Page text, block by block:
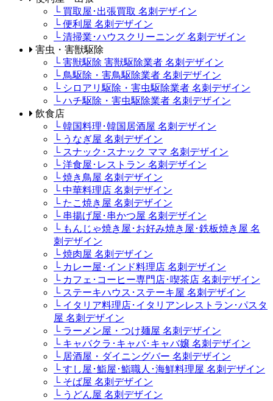
└ 買取屋･出張買取 名刺デザイン
└ 便利屋 名刺デザイン
└ 清掃業･ハウスクリーニング 名刺デザイン
害虫・害獣駆除
└ 害獣駆除 害獣駆除業者 名刺デザイン
└ 鳥駆除・害鳥駆除業者 名刺デザイン
└ シロアリ駆除・害虫駆除業者 名刺デザイン
└ ハチ駆除・害虫駆除業者 名刺デザイン
飲食店
└ 韓国料理･韓国居酒屋 名刺デザイン
└ うなぎ屋 名刺デザイン
└ スナック･スナック ママ 名刺デザイン
└ 洋食屋･レストラン 名刺デザイン
└ 焼き鳥屋 名刺デザイン
└ 中華料理店 名刺デザイン
└ たこ焼き屋 名刺デザイン
└ 串揚げ屋･串かつ屋 名刺デザイン
└ もんじゃ焼き屋･お好み焼き屋･鉄板焼き屋 名
刺デザイン
└ 焼肉屋 名刺デザイン
└ カレー屋･インド料理店 名刺デザイン
└ カフェ･コーヒー専門店･喫茶店 名刺デザイン
└ ステーキハウス･ステーキ屋 名刺デザイン
└ イタリア料理店･イタリアンレストラン･パスタ
屋 名刺デザイン
└ ラーメン屋・つけ麺屋 名刺デザイン
└ キャバクラ･キャバ･キャバ嬢 名刺デザイン
└ 居酒屋・ダイニングバー 名刺デザイン
└ すし屋･鮨屋･鮨職人･海鮮料理屋 名刺デザイン
└ そば屋 名刺デザイン
└ うどん屋 名刺デザイン